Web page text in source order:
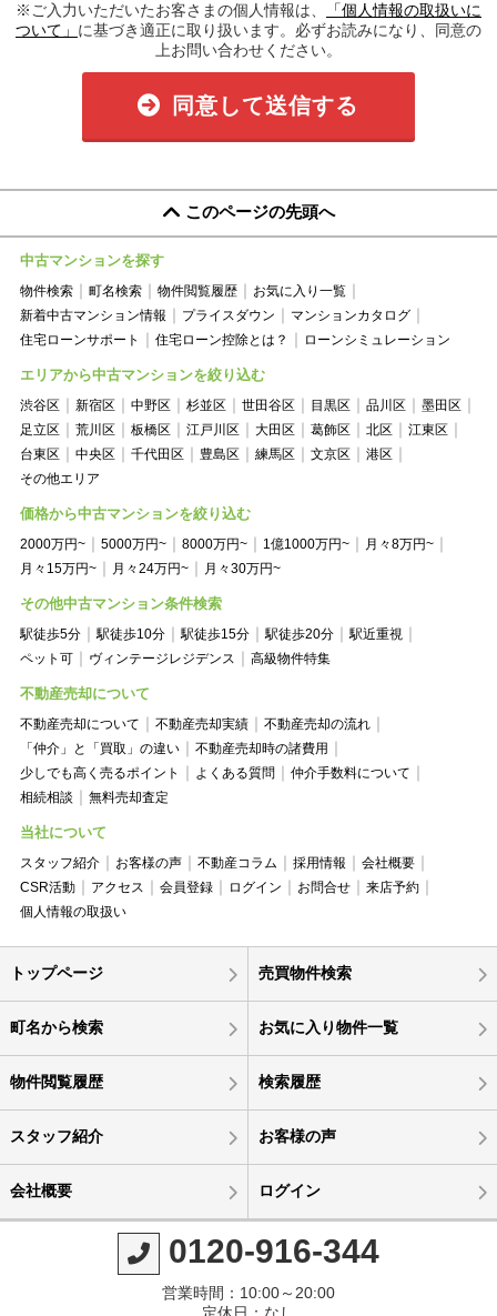
※ご入力いただいたお客さまの個人情報は、
「個人情報の取扱いに
ついて」 に基づき適正に取り扱います。必ずお読みになり、同意の
上お問い合わせください。
同意して送信する
このページの先頭へ
中古マンションを探す
物件検索 町名検索 物件閲覧履歴
お気に入り一覧
新着中古マンション情報
プライスダウン
マンションカタログ
住宅ローンサポート
住宅ローン控除とは？ ローンシミュレーション
エリアから中古マンションを絞り込む
渋谷区 新宿区 中野区 杉並区 世田谷区 目黒区 品川区
墨田区
足立区
荒川区 板橋区 江戸川区 大田区 葛飾区 北区
江東区
台東区
中央区 千代田区 豊島区 練馬区 文京区
港区
その他エリア
価格から中古マンションを絞り込む
2000万円~ 5000万円~ 8000万円~ 1億1000万円~
月々8万円~
月々15万円~
月々24万円~ 月々30万円~
その他中古マンション条件検索
駅徒歩5分 駅徒歩10分 駅徒歩15分 駅徒歩20分
駅近重視
ペット可
ヴィンテージレジデンス 高級物件特集
不動産売却について
不動産売却について 不動産売却実績
不動産売却の流れ
「仲介」と「買取」の違い
不動産売却時の諸費用
少しでも高く売るポイント
よくある質問
仲介手数料について
相続相談
無料売却査定
当社について
スタッフ紹介 お客様の声 不動産コラム 採用情報
会社概要
CSR活動
アクセス 会員登録 ログイン お問合せ
来店予約
個人情報の取扱い
トップページ 売買物件検索
町名から検索 お気に入り物件一覧
物件閲覧履歴 検索履歴
スタッフ紹介 お客様の声
会社概要 ログイン
0120-916-344
営業時間：10:00～20:00